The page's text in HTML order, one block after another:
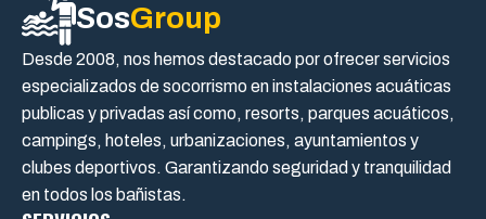
SosGroup
Desde 2008, nos hemos destacado por ofrecer servicios
especializados de socorrismo en instalaciones acuáticas
publicas y privadas así como, resorts, parques acuáticos,
campings, hoteles, urbanizaciones, ayuntamientos y
clubes deportivos. Garantizando seguridad y tranquilidad
en todos los bañistas.